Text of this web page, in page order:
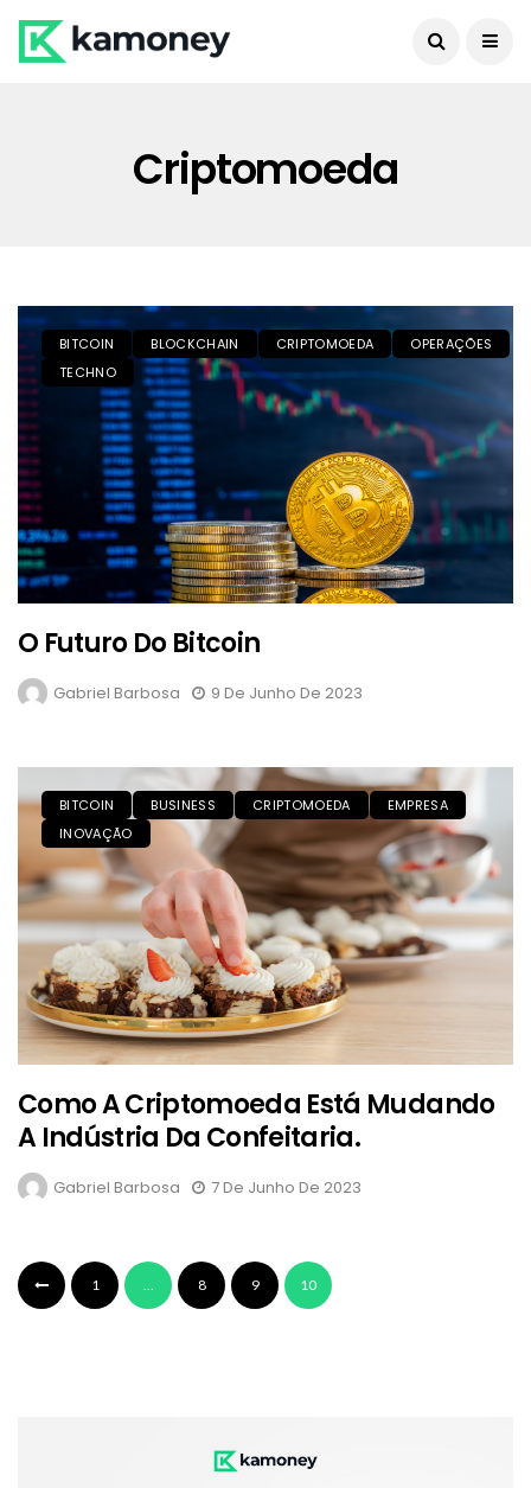
Criptomoeda
BITCOIN BLOCKCHAIN CRIPTOMOEDA
OPERAÇÕES
TECHNO
O Futuro Do Bitcoin
Gabriel Barbosa 9 De Junho De 2023
BITCOIN BUSINESS CRIPTOMOEDA
EMPRESA
INOVAÇÃO
Como A Criptomoeda Está Mudando
A Indústria Da Confeitaria.
Gabriel Barbosa 7 De Junho De 2023
1 8 9 10